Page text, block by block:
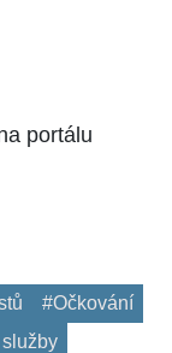
portálu
#Očkování